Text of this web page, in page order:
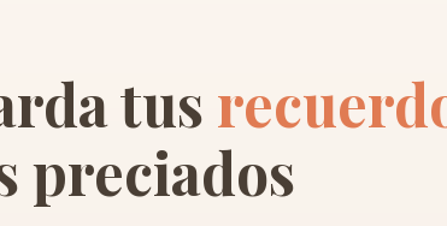
tus
preciados